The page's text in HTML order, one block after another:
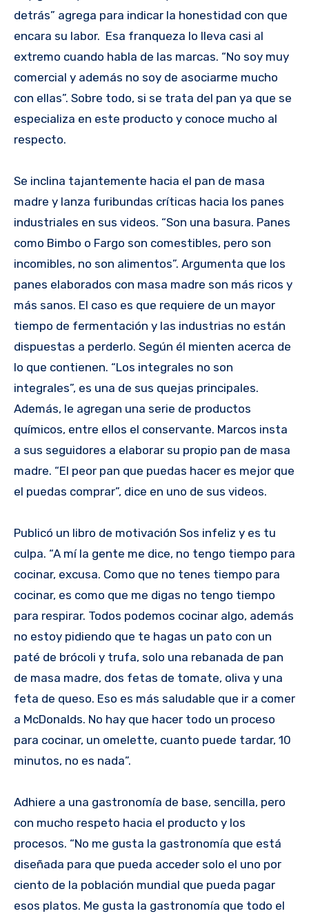
detrás” agrega para indicar la honestidad con que
encara su labor. Esa franqueza lo lleva casi al
extremo cuando habla de las marcas. “No soy muy
comercial y además no soy de asociarme mucho
con ellas”. Sobre todo, si se trata del pan ya que se
especializa en este producto y conoce mucho al
respecto.
Se inclina tajantemente hacia el pan de masa
madre y lanza furibundas críticas hacia los panes
industriales en sus videos. “Son una basura. Panes
como Bimbo o Fargo son comestibles, pero son
incomibles, no son alimentos”. Argumenta que los
panes elaborados con masa madre son más ricos y
más sanos. El caso es que requiere de un mayor
tiempo de fermentación y las industrias no están
dispuestas a perderlo. Según él mienten acerca de
lo que contienen. “Los integrales no son
integrales”, es una de sus quejas principales.
Además, le agregan una serie de productos
químicos, entre ellos el conservante. Marcos insta
a sus seguidores a elaborar su propio pan de masa
madre. “El peor pan que puedas hacer es mejor que
el puedas comprar”, dice en uno de sus videos.
Publicó un libro de motivación Sos infeliz y es tu
culpa. “A mí la gente me dice, no tengo tiempo para
cocinar, excusa. Como que no tenes tiempo para
cocinar, es como que me digas no tengo tiempo
para respirar. Todos podemos cocinar algo, además
no estoy pidiendo que te hagas un pato con un
paté de brócoli y trufa, solo una rebanada de pan
de masa madre, dos fetas de tomate, oliva y una
feta de queso. Eso es más saludable que ir a comer
a McDonalds. No hay que hacer todo un proceso
para cocinar, un omelette, cuanto puede tardar, 10
minutos, no es nada”.
Adhiere a una gastronomía de base, sencilla, pero
con mucho respeto hacia el producto y los
procesos. “No me gusta la gastronomía que está
diseñada para que pueda acceder solo el uno por
ciento de la población mundial que pueda pagar
esos platos. Me gusta la gastronomía que todo el